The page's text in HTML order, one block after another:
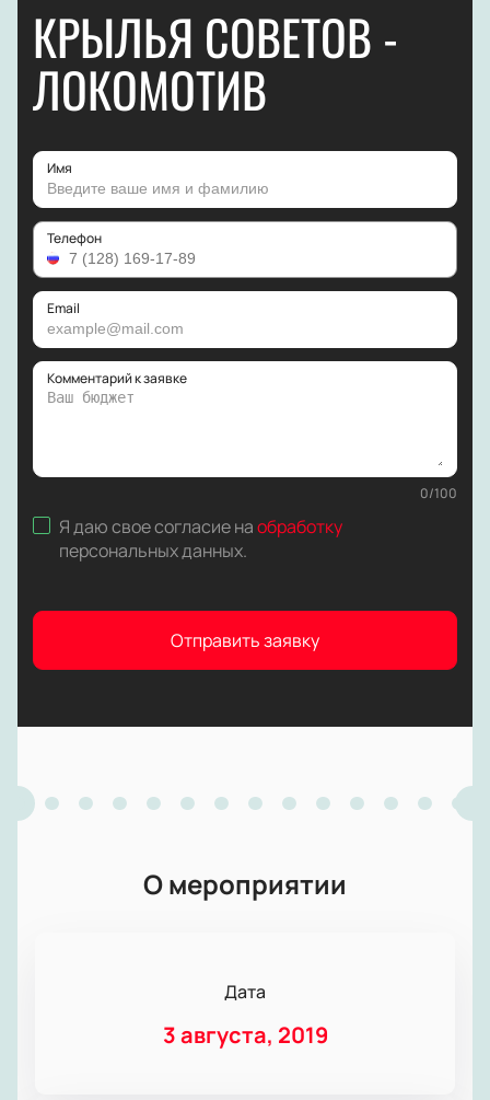
КРЫЛЬЯ СОВЕТОВ -
ЛОКОМОТИВ
Имя
Телефон
Email
Комментарий к заявке
0/100
Я даю свое согласие наобработку
персональных данных.
Отправить заявку
О мероприятии
Дата
3 августа, 2019